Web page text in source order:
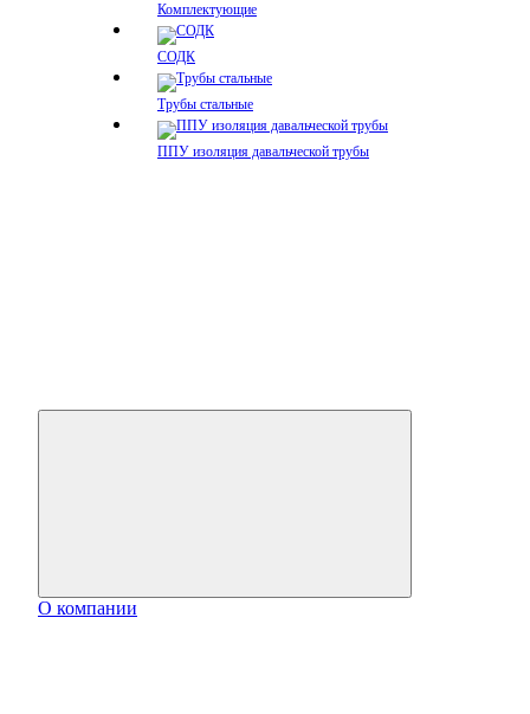
Комплектующие
СОДК
Трубы стальные
ППУ изоляция давальческой трубы
О компании